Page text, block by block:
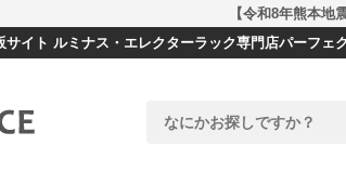
【令和8年熊本地
イト ルミナス・エレクターラック専門店パーフェ